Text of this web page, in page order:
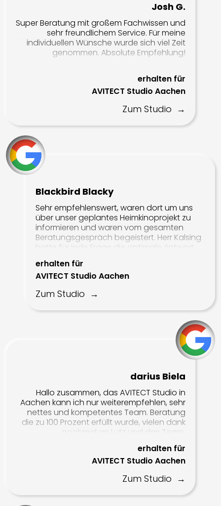
Monitor Audio
KEF
BEC
SVS
MultiRoom Audio
BlueSound
Control4
Crestron
HEOS
Sonos
Marantz
Onkyo
Pioneer
Yamaha
Josh G.
Super Beratung mit großem Fachwissen und
sehr freundlichem Service. Für meine
individuellen Wünsche wurde sich viel Zeit
genommen. Absolute Empfehlung!
erhalten für
AVITECT Studio Aachen
Zum Studio
Blackbird Blacky
Sehr empfehlenswert, waren dort um uns
über unser geplantes Heimkinoprojekt zu
informieren und waren vom gesamten
Beratungsgespräch begeistert. Herr Kalsing
hatte für jede Frage die optimale Antwort
und man fühlte sich Mega aufgehoben!
Vielen Dank Lutz wir sehen uns im Herbst,
wenn wir mit der Renovierung unseres
dann unseren Traum eines Heimkinos
erhalten für
AVITECT Studio Aachen
Zum Studio
darius Biela
Hallo zusammen, das AVITECT Studio in
Aachen kann ich nur weiterempfehlen, sehr
nettes und kompetentes Team. Beratung
die zu 100 Prozent erfüllt wurde, vielen dank
nochmal an Lutz und das Team.
erhalten für
AVITECT Studio Aachen
Zum Studio